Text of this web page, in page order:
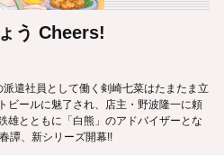
う Cheers!
派遣社員として働く剣崎七菜はたまたま立
ビールに魅了され、店主・野波隆一に頼
雄とともに「白熊」のアドバイザーとな
譚、新シリーズ開幕!!